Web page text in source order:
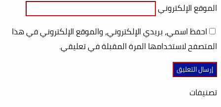
الموقع الإلكتروني
احفظ اسمي، بريدي الإلكتروني، والموقع الإلكتروني في هذا
المتصفح لاستخدامها المرة المقبلة في تعليقي.
تصنيفات